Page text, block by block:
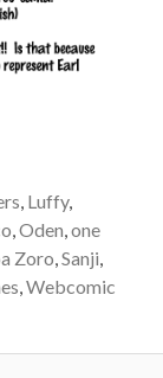
Luffy,
Oden one
Zoro Sanji
Webcomic